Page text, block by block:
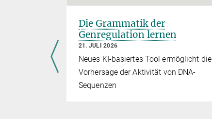
Die Grammatik der
Genregulation lernen
21. JULI 2026
Neues KI-basiertes Tool ermöglicht die
Vorhersage der Aktivität von DNA-
Sequenzen